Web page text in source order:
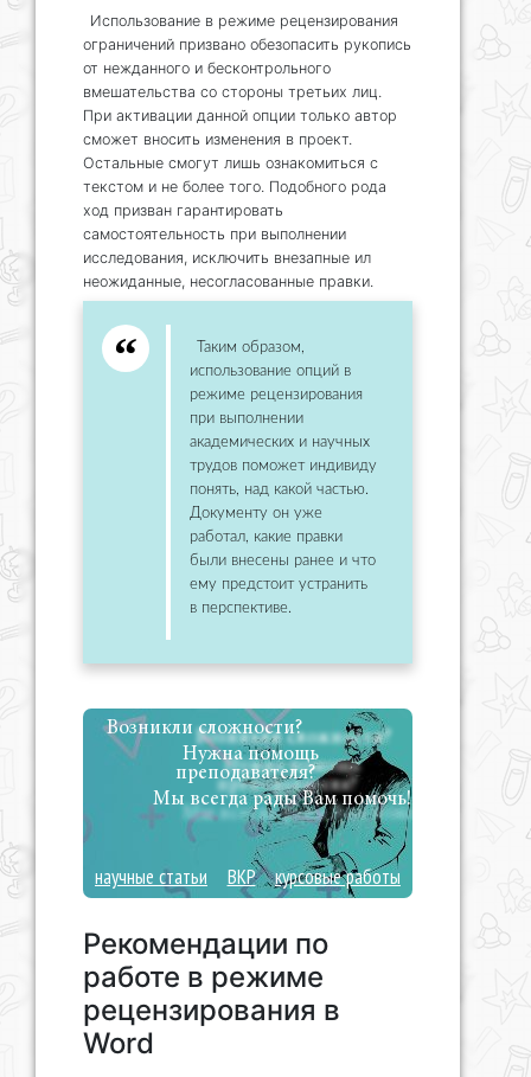
Использование в режиме рецензирования
ограничений призвано обезопасить рукопись
от нежданного и бесконтрольного
вмешательства со стороны третьих лиц.
При активации данной опции только автор
сможет вносить изменения в проект.
Остальные смогут лишь ознакомиться с
текстом и не более того. Подобного рода
ход призван гарантировать
самостоятельность при выполнении
исследования, исключить внезапные ил
неожиданные, несогласованные правки.
Таким образом,
использование опций в
режиме рецензирования
при выполнении
академических и научных
трудов поможет индивиду
понять, над какой частью.
Документу он уже
работал, какие правки
были внесены ранее и что
ему предстоит устранить
в перспективе.
Возникли сложности?
Нужна помощь
преподавателя?
Мы всегда рады Вам помочь!
научные статьи ВКР курсовые работы
Рекомендации по
работе в режиме
рецензирования в
Word